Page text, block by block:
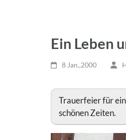
Ein Leben
8 Jan.,2000
Trauerfeier für
schönen Zeiten.